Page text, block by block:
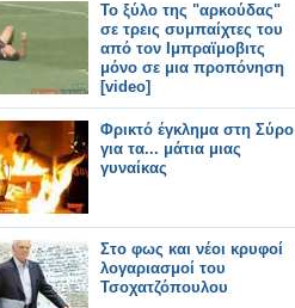
To ξύλο της "αρκούδας"
σε τρεις συμπαίχτες του
από τον Ιμπραϊμοβιτς
μόνο σε μια προπόνηση
[video]
Φρικτό έγκλημα στη Σύρο
για τα... μάτια μιας
γυναίκας
Στο φως και νέοι κρυφοί
λογαριασμοί του
Τσοχατζόπουλου